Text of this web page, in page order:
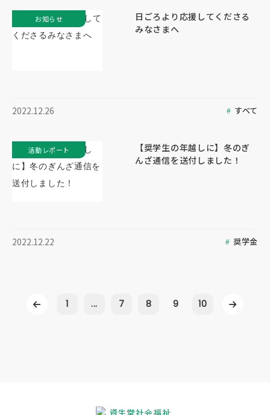
日ごろより応援してくださる
みなさまへ
2022.12.26 すべて
お知らせ
【奨学生の年越しに】冬のぎ
んざ通信を送付しました！
2022.12.22 奨学金
活動レポート
1 ... 7 8 9 10